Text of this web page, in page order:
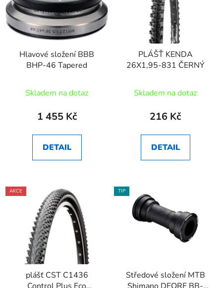
Hlavové složení BBB
BHP-46 Tapered
Skladem na dotaz
1 455 Kč
DETAIL
PLÁŠŤ KENDA
26X1,95-831 ČERNÝ
Skladem na dotaz
216 Kč
DETAIL
AKCE
plášť CST C1436
TIP
Středové složení MTB